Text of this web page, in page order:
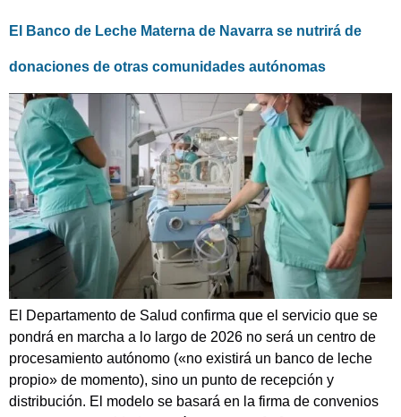
El Banco de Leche Materna de Navarra se nutrirá de
donaciones de otras comunidades autónomas
El Departamento de Salud confirma que el servicio que se
pondrá en marcha a lo largo de 2026 no será un centro de
procesamiento autónomo («no existirá un banco de leche
propio» de momento), sino un punto de recepción y
distribución. El modelo se basará en la firma de convenios